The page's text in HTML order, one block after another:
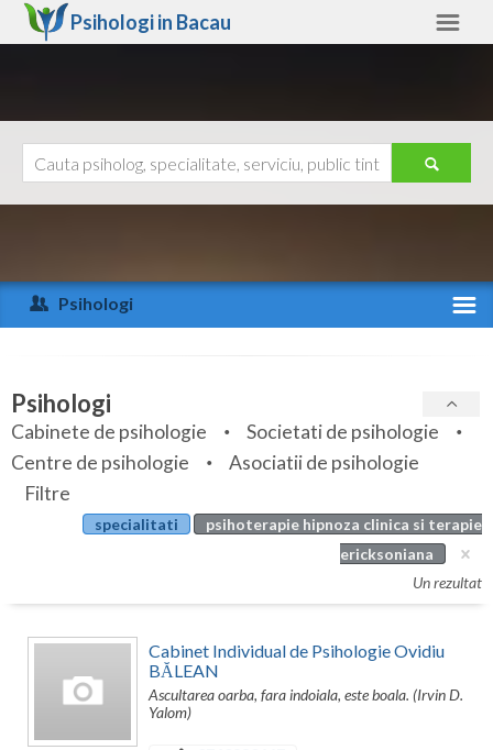
Psihologi in Bacau
Arad
Arges
Bihor
Bistrita-Nasaud
Botosani
Bucuresti
Buzau
Ajutor
Psihologi
Specialitati
Servicii
Articole
Evenimente
Psihologi
Cabinete de psihologie
Societati de psihologie
Centre de psihologie
Asociatii de psihologie
Filtre
specialitati
psihoterapie hipnoza clinica si terapie
ericksoniana
Un rezultat
Cabinet Individual de Psihologie Ovidiu
BĂLEAN
Ascultarea oarba, fara indoiala, este boala. (Irvin D.
Yalom)